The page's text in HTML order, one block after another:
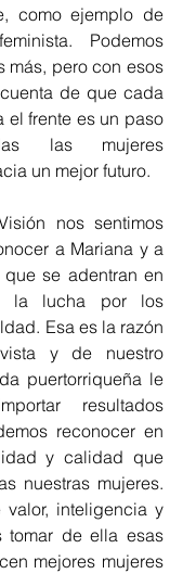
como ejemplo de
Podemos
más, pero con esos
de que cada
el frente es un paso
las mujeres
un mejor futuro.
nos sentimos
a Mariana y a
se adentran en
la lucha por los
Esa es la razón
y de nuestro
puertorriqueña le
resultados
reconocer en
y calidad que
nuestras mujeres.
inteligencia y
tomar de ella esas
mejores mujeres